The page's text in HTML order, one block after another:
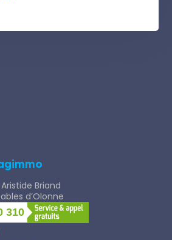
Briand
d’Olonne
310